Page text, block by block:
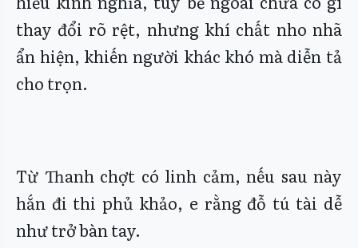
thay đổi rõ rệt, nhưng khí chất nho nhã
ẩn hiện, khiến người khác khó mà diễn tả
cho trọn.
Từ Thanh chợt có linh cảm, nếu sau này
hắn đi thi phủ khảo, e rằng đỗ tú tài dễ
như trở bàn tay.